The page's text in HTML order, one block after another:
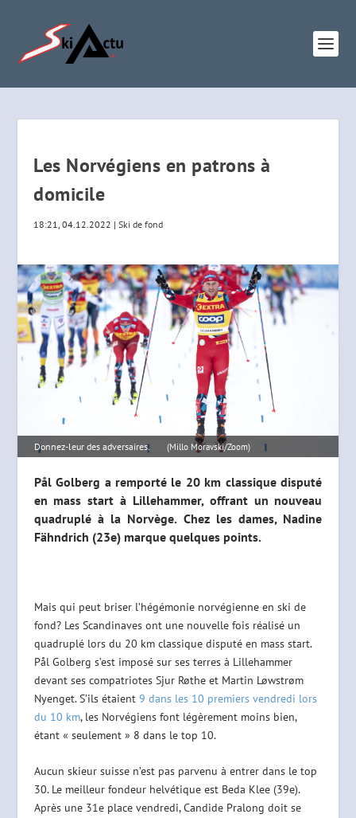
Les Norvégiens en patrons à
domicile
18:21, 04.12.2022 |Ski de fond
Donnez-leur des adversaires. (Millo Moravski/Zoom)
Pål Golberg a remporté le 20 km classique disputé
en mass start à Lillehammer, offrant un nouveau
quadruplé à la Norvège. Chez les dames, Nadine
Fähndrich (23e) marque quelques points.
Mais qui peut briser l’hégémonie norvégienne en ski de
fond? Les Scandinaves ont une nouvelle fois réalisé un
quadruplé lors du 20 km classique disputé en mass start.
Pål Golberg s’est imposé sur ses terres à Lillehammer
devant ses compatriotes Sjur Røthe et Martin Løwstrøm
Nyenget. S’ils étaient 9 dans les 10 premiers vendredi lors
du 10 km, les Norvégiens font légèrement moins bien,
étant « seulement » 8 dans le top 10.
Aucun skieur suisse n’est pas parvenu à entrer dans le top
30. Le meilleur fondeur helvétique est Beda Klee (39e).
Après une 31e place vendredi, Candide Pralong doit se